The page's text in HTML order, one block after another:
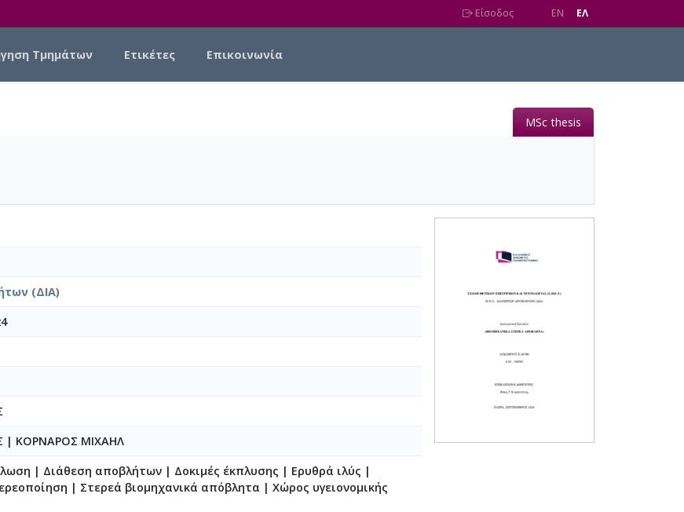
Είσοδος EN EΛ
Τμημάτων Ετικέτες Επικοινωνία
MSc thesis
(ΔΙΑ)
| ΚΟΡΝΑΡΟΣ ΜΙΧΑΗΛ
| Διάθεση αποβλήτων | Δοκιμές έκπλυσης | Ερυθρά ιλύς |
| Στερεά βιομηχανικά απόβλητα | Χώρος υγειονομικής